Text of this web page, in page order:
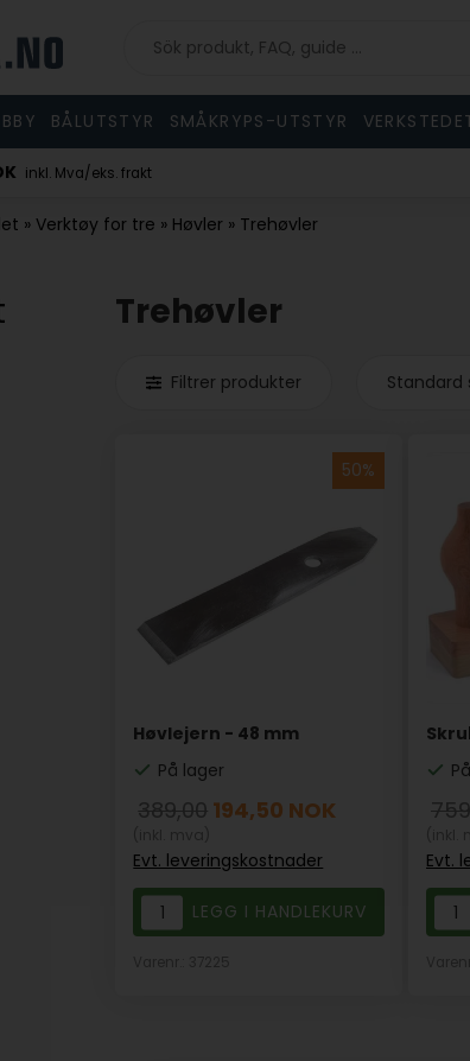
BÅLUTSTYR SMÅKRYPS-UTSTYR
inkl. Mva/eks. frakt
»Verktøy for tre » Høvler » Trehøvler
Trehøvler
Filtrer produkter
Høvlejern - 48 mm
På lager
389,00 194,50 NOK
Evt. leveringskostnader Evt.